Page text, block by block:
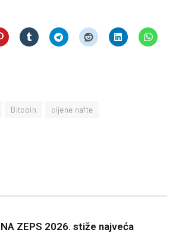
Bitcoin
cijene nafte
NA ZEPS 2026. stiže najveća